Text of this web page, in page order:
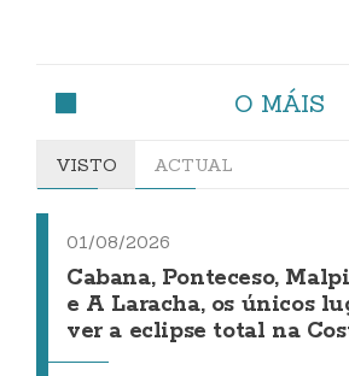
O MÁIS
VISTO ACTUAL
01/08/2026
Cabana, Ponteceso,
e A Laracha, os únicos
ver a eclipse total na